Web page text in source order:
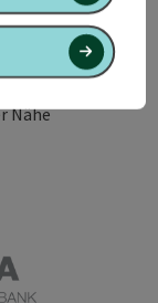
Nähe